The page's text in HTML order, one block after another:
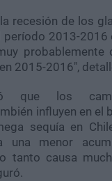
recesión de los
período 2013-2016
probablemente
2015-2016",
que los
influyen en el
sequía en
una menor
tanto causa